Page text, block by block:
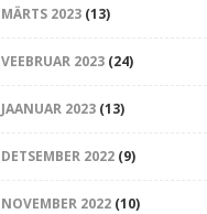
MÄRTS 2023(13)
VEEBRUAR 2023(24)
JAANUAR 2023(13)
DETSEMBER 2022(9)
NOVEMBER 2022(10)